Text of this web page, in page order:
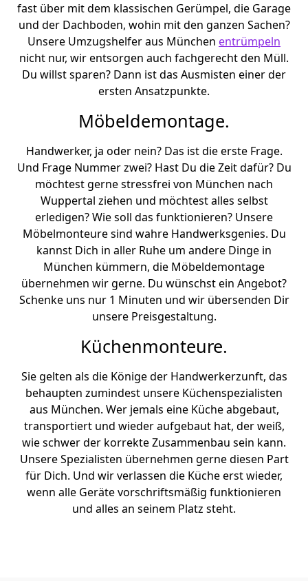
fast über mit dem klassischen Gerümpel, die Garage
und der Dachboden, wohin mit den ganzen Sachen?
Unsere Umzugshelfer aus München entrümpeln
nicht nur, wir entsorgen auch fachgerecht den Müll.
Du willst sparen? Dann ist das Ausmisten einer der
ersten Ansatzpunkte.
Möbeldemontage.
Handwerker, ja oder nein? Das ist die erste Frage.
Und Frage Nummer zwei? Hast Du die Zeit dafür? Du
möchtest gerne stressfrei von München nach
Wuppertal ziehen und möchtest alles selbst
erledigen? Wie soll das funktionieren? Unsere
Möbelmonteure sind wahre Handwerksgenies. Du
kannst Dich in aller Ruhe um andere Dinge in
München kümmern, die Möbeldemontage
übernehmen wir gerne. Du wünschst ein Angebot?
Schenke uns nur 1 Minuten und wir übersenden Dir
unsere Preisgestaltung.
Küchenmonteure.
Sie gelten als die Könige der Handwerkerzunft, das
behaupten zumindest unsere Küchenspezialisten
aus München. Wer jemals eine Küche abgebaut,
transportiert und wieder aufgebaut hat, der weiß,
wie schwer der korrekte Zusammenbau sein kann.
Unsere Spezialisten übernehmen gerne diesen Part
für Dich. Und wir verlassen die Küche erst wieder,
wenn alle Geräte vorschriftsmäßig funktionieren
und alles an seinem Platz steht.